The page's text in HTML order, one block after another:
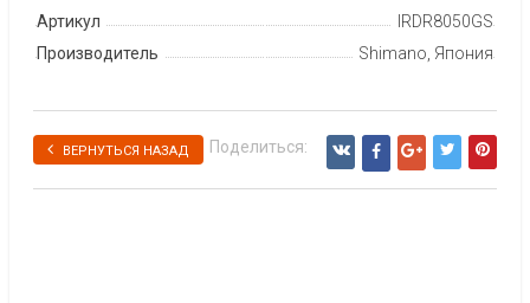
Артикул
IRDR8050GS
Производитель
Shimano, Япония
ВЕРНУТЬСЯ НАЗАД Поделиться: